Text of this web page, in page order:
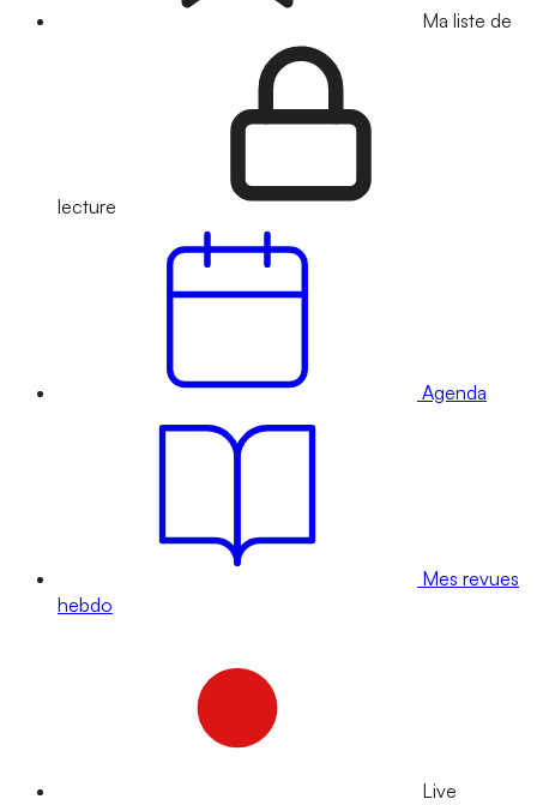
Ma liste de
lecture
Agenda
Mes revues
hebdo
Live